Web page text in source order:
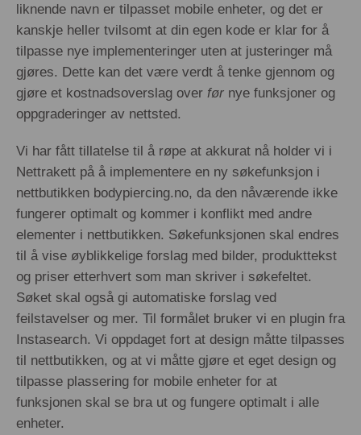
liknende navn er tilpasset mobile enheter, og det er
kanskje heller tvilsomt at din egen kode er klar for å
tilpasse nye implementeringer uten at justeringer må
gjøres. Dette kan det være verdt å tenke gjennom og
gjøre et kostnadsoverslag over før nye funksjoner og
oppgraderinger av nettsted.
Vi har fått tillatelse til å røpe at akkurat nå holder vi i
Nettrakett på å implementere en ny søkefunksjon i
nettbutikken bodypiercing.no, da den nåværende ikke
fungerer optimalt og kommer i konflikt med andre
elementer i nettbutikken. Søkefunksjonen skal endres
til å vise øyblikkelige forslag med bilder, produkttekst
og priser etterhvert som man skriver i søkefeltet.
Søket skal også gi automatiske forslag ved
feilstavelser og mer. Til formålet bruker vi en plugin fra
Instasearch. Vi oppdaget fort at design måtte tilpasses
til nettbutikken, og at vi måtte gjøre et eget design og
tilpasse plassering for mobile enheter for at
funksjonen skal se bra ut og fungere optimalt i alle
enheter.